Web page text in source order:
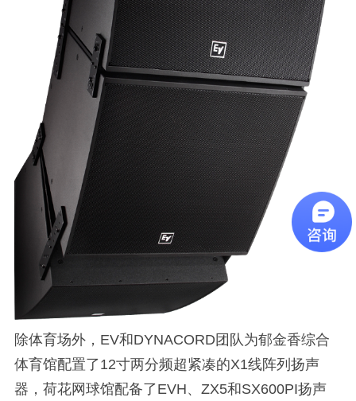
除体育场外，EV和DYNACORD团队为郁金香综合
体育馆配置了12寸两分频超紧凑的X1线阵列扬声
器，荷花网球馆配备了EVH、ZX5和SX600PI扬声